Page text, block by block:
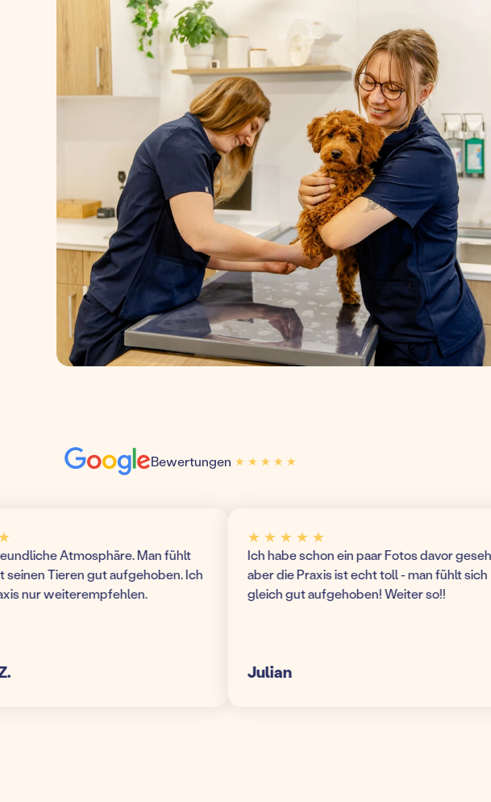
Bewertungen ★ ★ ★ ★ ★
★ ★ ★ ★ ★
Atmosphäre. Man fühlt
Tieren gut aufgehoben. Ich
nur weiterempfehlen.
★ ★ ★ ★ ★
Ich habe schon ein paar Fotos davor gesehen,
aber die Praxis ist echt toll - man fühlt sich
gleich gut aufgehoben! Weiter so!!
Julian